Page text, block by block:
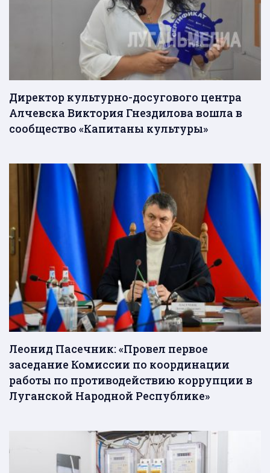
Директор культурно-досугового центра
Алчевска Виктория Гнездилова вошла в
сообщество «Капитаны культуры»
Леонид Пасечник: «Провел первое
заседание Комиссии по координации
работы по противодействию коррупции в
Луганской Народной Республике»